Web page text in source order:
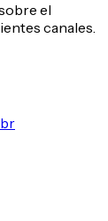
el
canales.